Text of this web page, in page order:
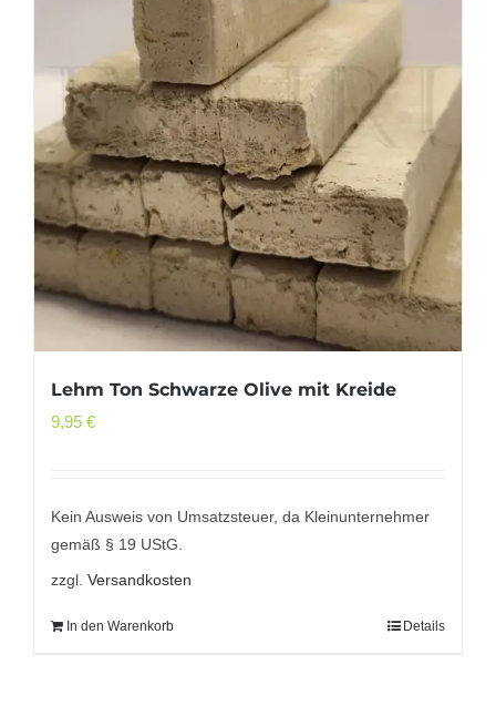
Lehm Ton Schwarze Olive mit Kreide
9,95 €
Kein Ausweis von Umsatzsteuer, da Kleinunternehmer
gemäß § 19 UStG.
zzgl. Versandkosten
In den Warenkorb Details